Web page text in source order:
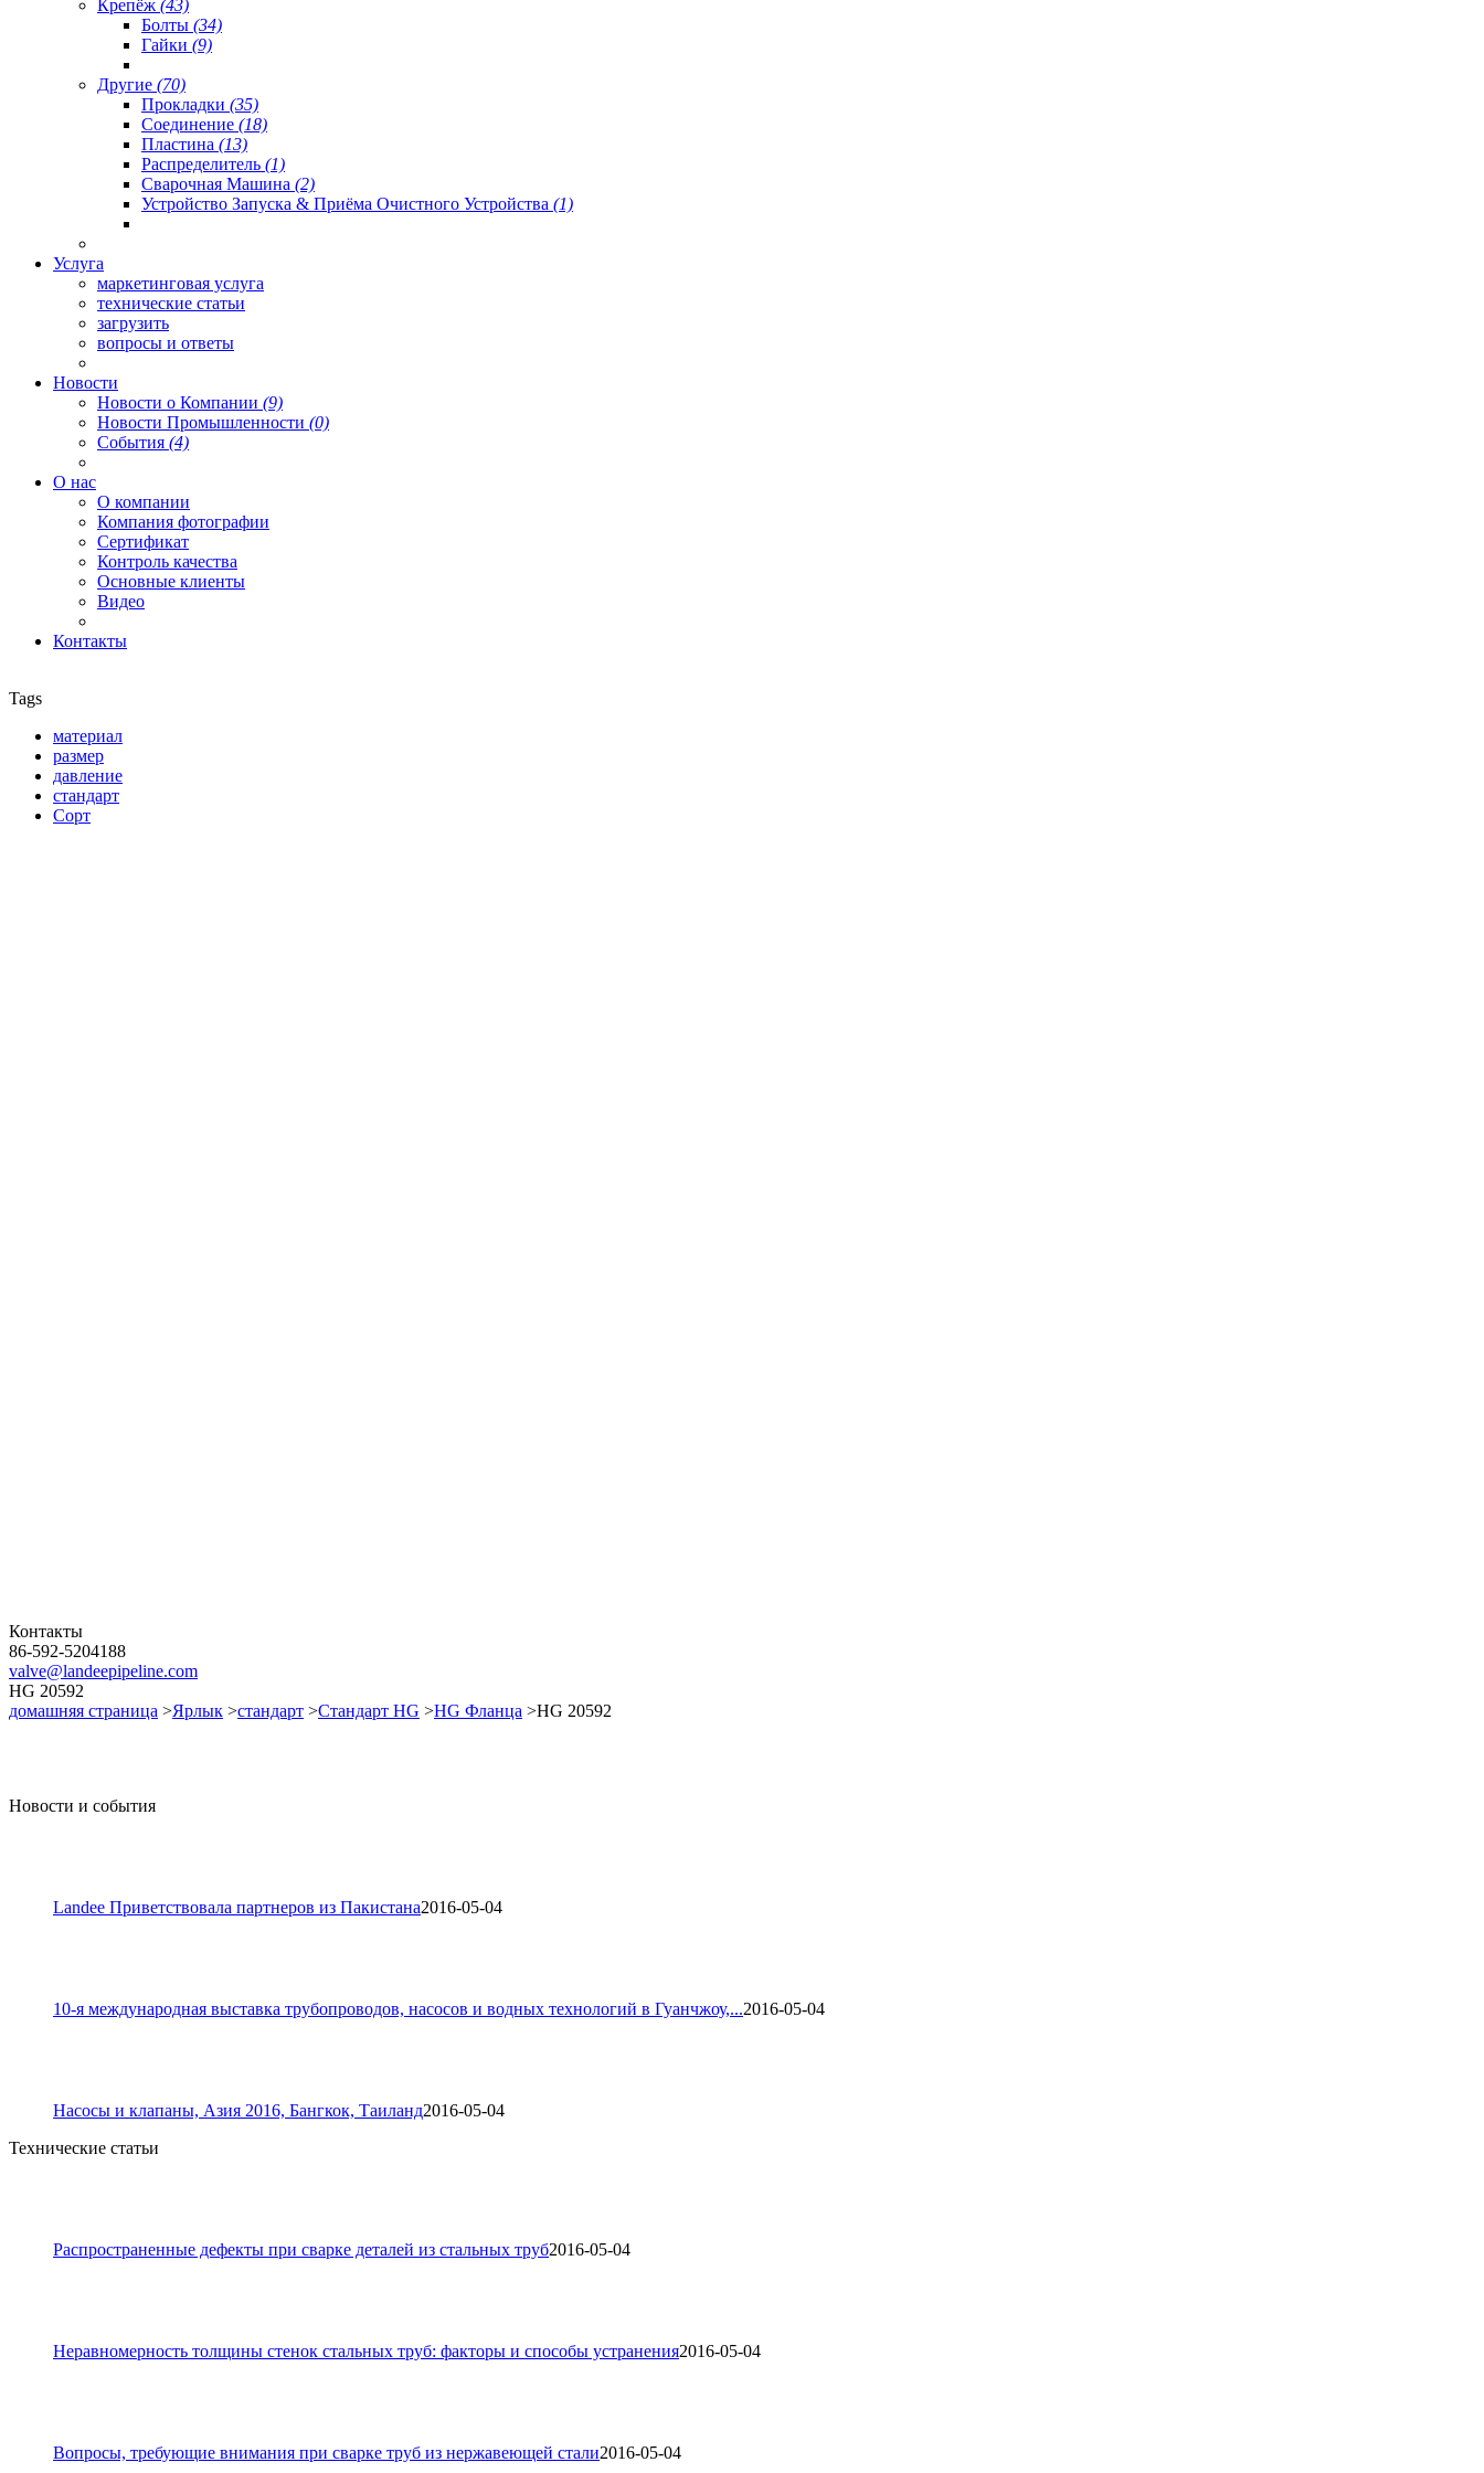
Крепёж (43)
Болты (34)
Гайки (9)
Другие (70)
Прокладки (35)
Соединение (18)
Пластина (13)
Распределитель (1)
Сварочная Машина (2)
Устройство Запуска & Приёма Очистного Устройства (1)
Услуга
маркетинговая услуга
технические статьи
загрузить
вопросы и ответы
Новости
Новости о Компании (9)
Новости Промышленности (0)
События (4)
О нас
О компании
Компания фотографии
Сертификат
Контроль качества
Основные клиенты
Видео
Контакты
Tags
материал
размер
давление
стандарт
Сорт
Контакты
86-592-5204188
valve@landeepipeline.com
HG 20592
домашняя страница >Ярлык >стандарт >Стандарт HG >HG Фланца >HG 20592
Новости и события
Landee Приветствовала партнеров из Пакистана2016-05-04
10-я международная выставка трубопроводов, насосов и водных технологий в Гуанчжоу,...2016-05-04
Насосы и клапаны, Азия 2016, Бангкок, Таиланд2016-05-04
Технические статьи
Распространенные дефекты при сварке деталей из стальных труб2016-05-04
Неравномерность толщины стенок стальных труб: факторы и способы устранения2016-05-04
Вопросы, требующие внимания при сварке труб из нержавеющей стали2016-05-04